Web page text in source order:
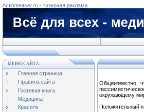
Actionteaser.ru - тизерная реклама
Всё для всех -
МЕНЮ САЙТА
Главная страница
Правила сайта
Гостевая книга
Медицина
Красота
Общеизвестно,
окружающему
Положительный